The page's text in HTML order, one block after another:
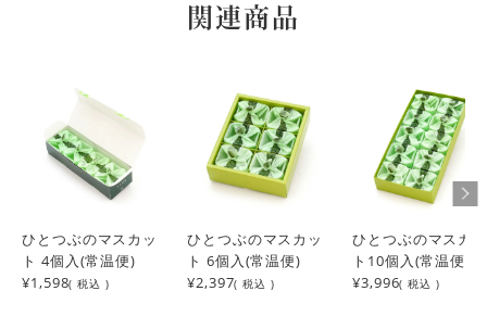
1
非公開
投稿日
2023/09/08
久しぶりに食べたが やっぱりひとつぶのマスカットは美味
ゆっち 2 購入者
非公開
関連商品
ひとつぶのマスカッ
ト 4個入(常温便)
¥1,598( 税込 )
ひとつぶのマスカッ
ト 6個入(常温便)
¥2,397( 税込 )
ひとつぶのマスカ
ト10個入(常温便)
¥3,996( 税込 )